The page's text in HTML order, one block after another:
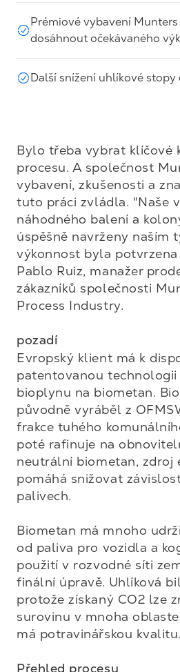
Prémiové vybavení
dosáhnout očekávaného
Další snížení uhlíkové
Bylo třeba vybrat klíčové
procesu. A společnost
vybavení, zkušenosti a
tuto práci zvládla. "Naše
náhodného balení a
úspěšně navrženy naším
výkonnost byla
Pablo Ruiz, manažer
zákazníků společnosti
Process Industry.
pozadí
Evropský klient má k
patentovanou
bioplynu na biometan.
původně vyráběl z
frakce tuhého
poté rafinuje na
neutrální biometan, zdroj
pomáhá snižovat
palivech.
Biometan má mnoho
od paliva pro vozidla a
použití v rozvodné síti
finální úpravě. Uhlíková
protože získaný CO2 lze
surovinu v mnoha
má potravinářskou kvalitu.
Přehled procesu